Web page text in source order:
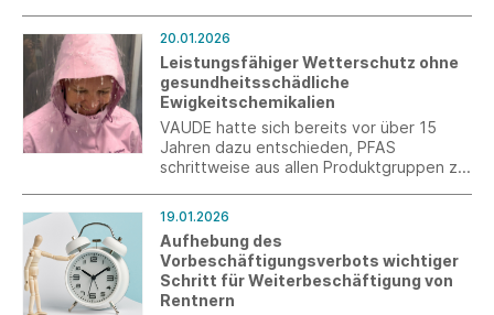
Start-ups und jungen Talenten mit dem
Wirtschaftspreis „Sindolf“. Unternehmer
des Jahres wurde Michael Georgii von
Zweigart & Sawitzki GmbH & Co. KG.
20.01.2026
Leistungsfähiger Wetterschutz ohne
gesundheitsschädliche
Ewigkeitschemikalien
VAUDE hatte sich bereits vor über 15
Jahren dazu entschieden, PFAS
schrittweise aus allen Produktgruppen zu
abgeschlossen, sodass VAUDE jetzt
vollständig auf PFAS verzichtet.
19.01.2026
Aufhebung des
Vorbeschäftigungsverbots wichtiger
Schritt für Weiterbeschäftigung von
Rentnern